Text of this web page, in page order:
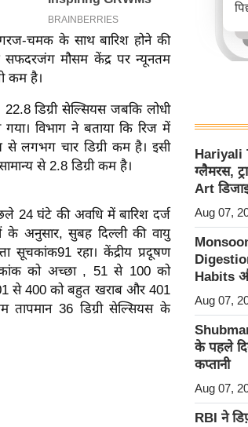
चमक के साथ बारिश होने की
के सफदरजंग मौसम केंद्र पर न्यूनतम
कम है।
डिग्री सेल्सियस जबकि लोधी
गया। विभाग ने बताया कि रिज में
से लगभग चार डिग्री कम है। इसी
से 2.8 डिग्री कम है।
घंटे की अवधि में बारिश दर्ज
के अनुसार, सुबह दिल्ली की वायु
रहा। केंद्रीय प्रदूषण
को अच्छा , 51 से 100 को
से 400 को बहुत खराब और 401
36 डिग्री सेल्सियस के
Hariyali
ग्लैमरस,
Art
Aug 07,
Habits
Aug 07,
के पहले
कप्तानी
Aug 07,
RBI ने